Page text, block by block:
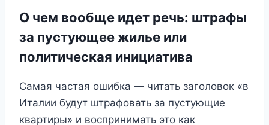
О чем вообще идет речь: штрафы
за пустующее жилье или
политическая инициатива
Самая частая ошибка — читать заголовок «в
Италии будут штрафовать за пустующие
квартиры» и воспринимать это как